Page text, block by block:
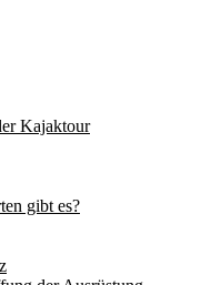
Kajaktour
gibt es?